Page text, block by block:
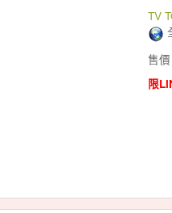
TV
售
限